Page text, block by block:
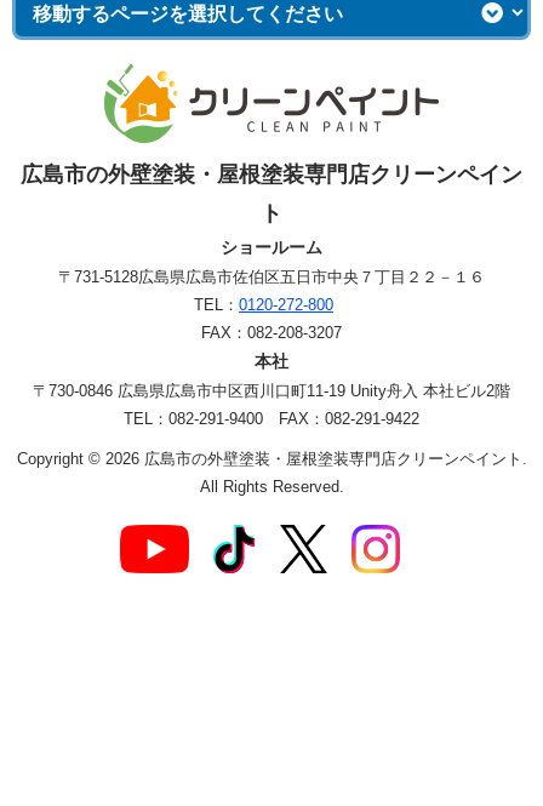
広島市の外壁塗装・屋根塗装専門店クリーンペイン
ト
ショールーム
〒731-5128広島県広島市佐伯区五日市中央７丁目２２－１６
TEL： 0120-272-800
FAX：082-208-3207
本社
〒730-0846 広島県広島市中区西川口町11-19 Unity舟入 本社ビル2階
TEL：082-291-9400 FAX：082-291-9422
Copyright © 2026 広島市の外壁塗装・屋根塗装専門店クリーンペイント.
All Rights Reserved.